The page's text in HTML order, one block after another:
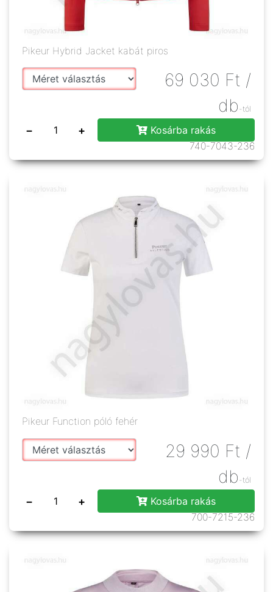
Pikeur Hybrid Jacket kabát piros
69 030 Ft /
db -tól
− +
Kosárba rakás
740-7043-236
Pikeur Function póló fehér
29 990 Ft /
db -tól
− +
Kosárba rakás
700-7215-236